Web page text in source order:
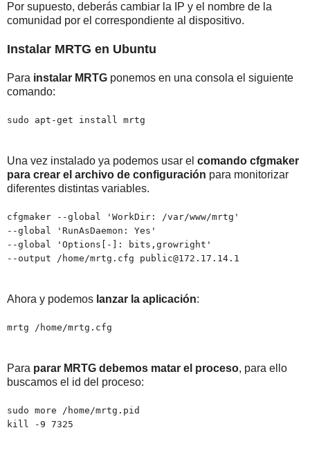
Por supuesto, deberás cambiar la IP y el nombre de la
comunidad por el correspondiente al dispositivo.
Instalar MRTG en Ubuntu
Para instalar MRTG ponemos en una consola el siguiente
comando:
sudo apt-get install mrtg
Una vez instalado ya podemos usar el comando cfgmaker
para crear el archivo de configuración para monitorizar
diferentes distintas variables.
cfgmaker --global 'WorkDir: /var/www/mrtg'
--global 'RunAsDaemon: Yes'
--global 'Options[-]: bits,growright'
--output /home/mrtg.cfg public@172.17.14.1
Ahora y podemos lanzar la aplicación:
mrtg /home/mrtg.cfg
Para parar MRTG debemos matar el proceso, para ello
buscamos el id del proceso:
sudo more /home/mrtg.pid
kill -9 7325